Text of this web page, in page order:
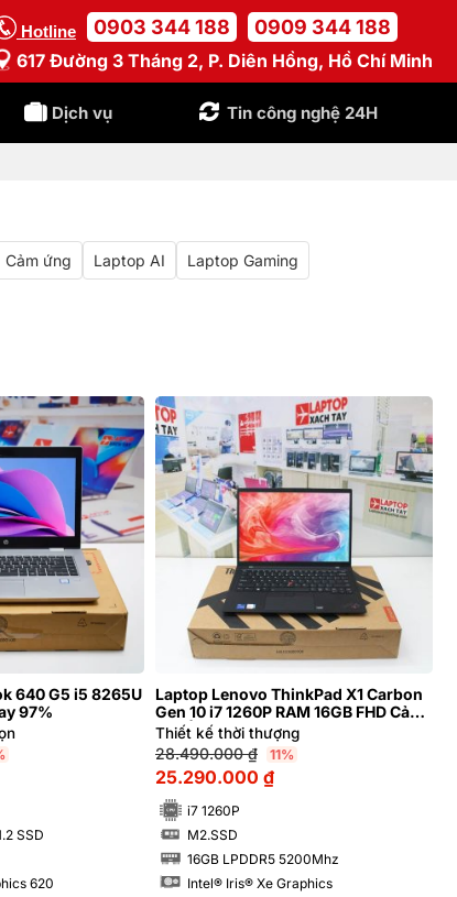
Hotline 0903 344 188 0909 344 188
617 Đường 3 Tháng 2, P. Diên Hồng, Hồ Chí Minh
Dịch vụ Tin công nghệ 24H
Cảm ứng Laptop AI Laptop Gaming
640 G5 i5 8265U
97%
SSD
620
Laptop Lenovo ThinkPad X1 Carbon
Gen 10 i7 1260P RAM 16GB FHD Cảm
ứng | Hàng xách tay 99%
Thiết kế thời thượng
28.490.000₫ 11%
25.290.000 ₫
i7 1260P
SSD M2.SSD
16GB LPDDR5 5200Mhz
Intel® Iris® Xe Graphics